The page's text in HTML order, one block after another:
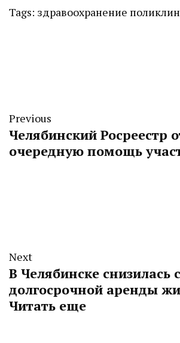
Tags: здравоохранение
Previous
Челябинский Росреестр
очередную помощь
Next
В Челябинске снизилась
долгосрочной аренды
Читать еще